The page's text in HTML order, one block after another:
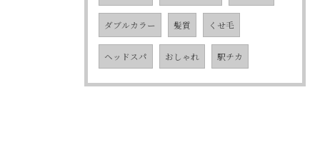
ダブルカラー 髪質 くせ毛
ヘッドスパ おしゃれ 駅チカ